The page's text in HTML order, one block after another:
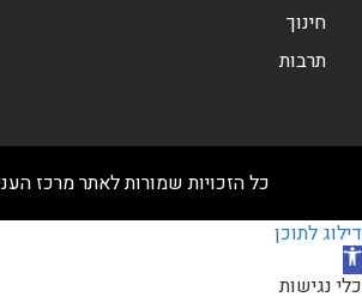
חינוך
תרבות
כל הזכויות שמורות לאתר מרכז
דילוג לתוכן
פתח
סרגל
כלי נגישות